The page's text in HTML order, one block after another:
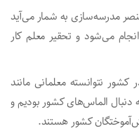
مدرسه‌سازی به‌ شمار می‌آید
می‌شود و تحقیر معلم کار
نتوانسته معلمانی مانند
کند و ما به دنبال الماس‌های کشور بودیم و
کشور هستند.